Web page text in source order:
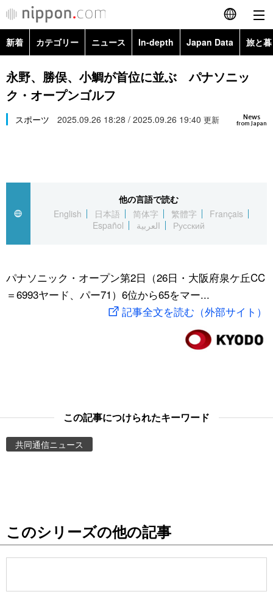
English
简体字
Русский
カテゴリー
経済・ビジネス
国際
文化
トップ
アーカイブ
In-depth
Japan Data
動画/Live
お知らせ
新着 カテゴリー ニュース In-depth Japan Data 旅と
政治・外交
経済・ビジネス
スポーツ・東京2020
Topics
永野、勝俣、小鯛が首位に並ぶ パナソニッ
ク・オープンゴルフ
News
from Japan
スポーツ 2025.09.26 18:28 / 2025.09.26 19:40 更新
他の言語で読む
English
日本語 简体字 繁體字
Français
Español
العربية Русский
パナソニック・オープン第2日（26日・大阪府泉ケ丘CC
＝6993ヤード、パー71）6位から65をマー...
記事全文を読む（外部サイト）
この記事につけられたキーワード
共同通信ニュース
このシリーズの他の記事